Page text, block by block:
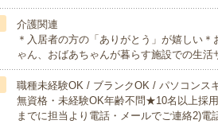
介護関連
＊入居者の方の「ありがとう」が嬉しい
ゃん、おばあちゃんが暮らす施設での生
職種未経験OK / ブランクOK / パソコンス
無資格・未経験OK年齢不問★10名以上採
までに担当より電話・メールでご連絡2)電